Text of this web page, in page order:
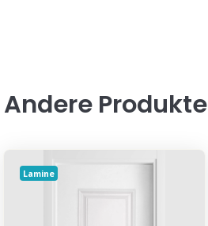
Andere Produkte
Lamine